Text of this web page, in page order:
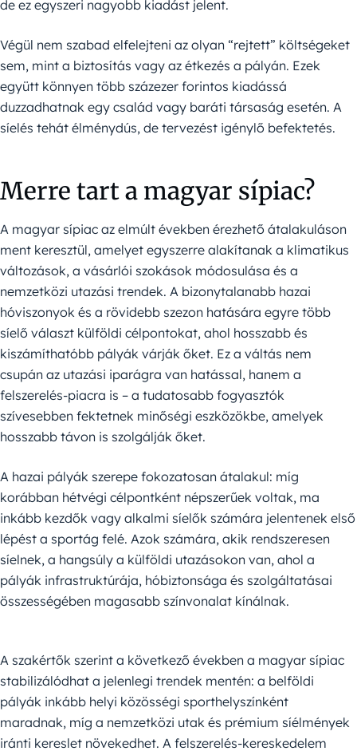
de ez egyszeri nagyobb kiadást jelent.
Végül nem szabad elfelejteni az olyan “rejtett” költségeket
sem, mint a biztosítás vagy az étkezés a pályán. Ezek
együtt könnyen több százezer forintos kiadássá
duzzadhatnak egy család vagy baráti társaság esetén. A
síelés tehát élménydús, de tervezést igénylő befektetés.
Merre tart a magyar sípiac?
A magyar sípiac az elmúlt években érezhető átalakuláson
ment keresztül, amelyet egyszerre alakítanak a klimatikus
változások, a vásárlói szokások módosulása és a
nemzetközi utazási trendek. A bizonytalanabb hazai
hóviszonyok és a rövidebb szezon hatására egyre több
síelő választ külföldi célpontokat, ahol hosszabb és
kiszámíthatóbb pályák várják őket. Ez a váltás nem
csupán az utazási iparágra van hatással, hanem a
felszerelés-piacra is – a tudatosabb fogyasztók
szívesebben fektetnek minőségi eszközökbe, amelyek
hosszabb távon is szolgálják őket.
A hazai pályák szerepe fokozatosan átalakul: míg
korábban hétvégi célpontként népszerűek voltak, ma
inkább kezdők vagy alkalmi síelők számára jelentenek első
lépést a sportág felé. Azok számára, akik rendszeresen
síelnek, a hangsúly a külföldi utazásokon van, ahol a
pályák infrastruktúrája, hóbiztonsága és szolgáltatásai
összességében magasabb színvonalat kínálnak.
A szakértők szerint a következő években a magyar sípiac
stabilizálódhat a jelenlegi trendek mentén: a belföldi
pályák inkább helyi közösségi sporthelyszínként
maradnak, míg a nemzetközi utak és prémium síélmények
iránti kereslet növekedhet. A felszerelés-kereskedelem